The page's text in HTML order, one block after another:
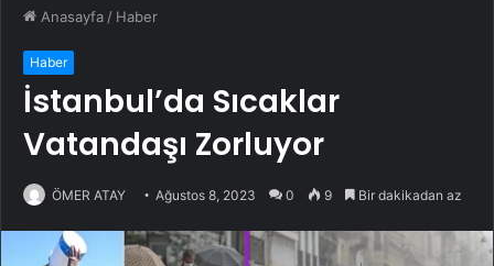
Anasayfa / Haber
Haber
İstanbul’da Sıcaklar
Vatandaşı Zorluyor
ÖMER ATAY Ağustos 8, 2023 0 9 Bir dakikadan az